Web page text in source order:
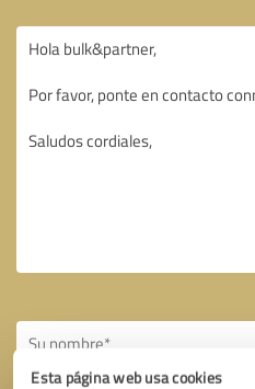
Esta página web usa cookies